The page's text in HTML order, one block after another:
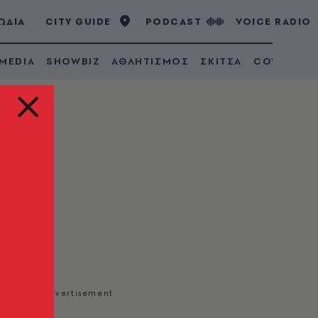
CITY GUIDE PODCAST VOICE RADIO
SHOWBIZ ΑΘΛΗΤΙΣΜΟΣ ΣΚΙΤΣΑ COVID 19